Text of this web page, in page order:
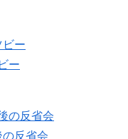
ー
反省会